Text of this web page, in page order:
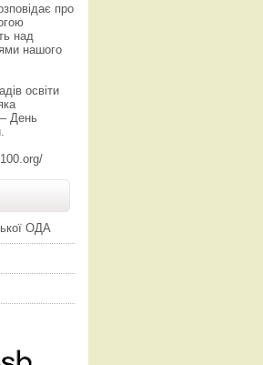
про
над
нашого
освіти
День
ОДА